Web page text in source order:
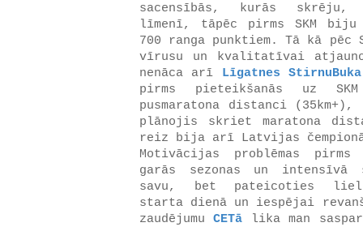
sacensībās, kurās skrēju,
līmenī, tāpēc pirms SKM
700 ranga punktiem. Tā kā
vīrusu un kvalitatīvai
nenāca arī
Līgatnes StirnuBuka
pirms pieteikšanās uz
pusmaratona distanci (35km+),
plānojis skriet maratona
reiz bija arī Latvijas
Motivācijas problēmas
garās sezonas un intensīvā
savu, bet pateicoties
starta dienā un iespējai
zaudējumuCETā
lika man